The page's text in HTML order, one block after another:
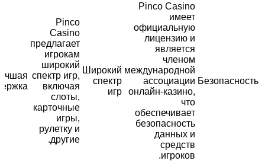
Безопасность
Pinco Casino
имеет
официальную
лицензию и
является
членом
международной
ассоциации
онлайн-казино,
что
обеспечивает
безопасность
данных и
средств
игроков.
Широкий
спектр
игр
Pinco
Casino
предлагает
игрокам
широкий
спектр игр,
включая
слоты,
карточные
игры,
рулетку и
другие.